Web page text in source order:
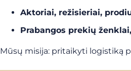
Aktoriai, režisieriai,
Prabangos prekių
Mūsų misija: pritaikyti logistiką